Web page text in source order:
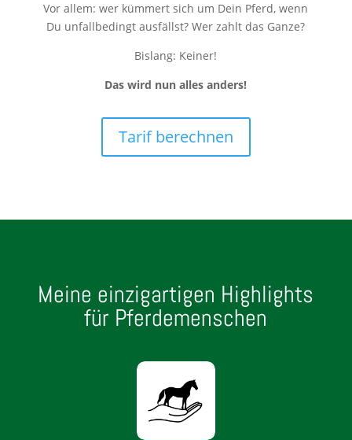
Vor allem: wer kümmert sich um Dein Pferd, wenn
Du unfallbedingt ausfällst? Wer zahlt das Ganze?
Bislang: Keiner!
Das wird nun alles anders!
Tarif berechnen
Meine einzigartigen Highlights
für Pferdemenschen